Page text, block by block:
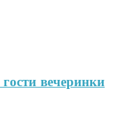
вечеринки